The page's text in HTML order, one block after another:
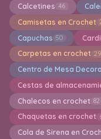
Calcetines 46
Camisetas en Crochet
Capuchas 50
Carpetas en crochet
Centro de Mesa
Cestas de
Chalecos en crochet 82
Chaquetas en crochet
Cola de Sirena en